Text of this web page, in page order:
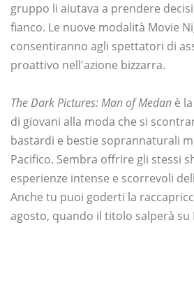
gruppo li aiutava a prendere
fianco. Le nuove modalità Movie
consentiranno agli spettatori di
proattivo nell'azione bizzarra.
The Dark Pictures: Man of Medan è
di giovani alla moda che si
bastardi e bestie soprannaturali
Pacifico. Sembra offrire gli stessi
esperienze intense e scorrevoli
Anche tu puoi goderti la
agosto, quando il titolo salperà su